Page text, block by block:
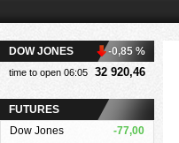
DOW JONES -0,85 %
time to open 06:05 32 920,46
FUTURES
Dow Jones
-77,00